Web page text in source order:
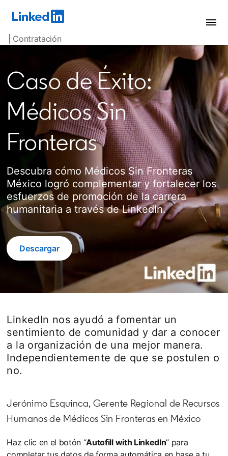
| Contratación
Caso de Éxito:
Médicos Sin
Fronteras
Descubra cómo Médicos Sin Fronteras
México logró complementar y fortalecer los
esfuerzos de promoción de la carrera
humanitaria a través de LinkedIn.
Descargar
LinkedIn nos ayudó a fomentar un
sentimiento de comunidad y dar a conocer
a la organización de una mejor manera.
Independientemente de que se postulen o
no.
Jerónimo Esquinca, Gerente Regional de Recursos
Humanos de Médicos Sin Fronteras en México
Haz clic en el botón “Autofill with LinkedIn” para